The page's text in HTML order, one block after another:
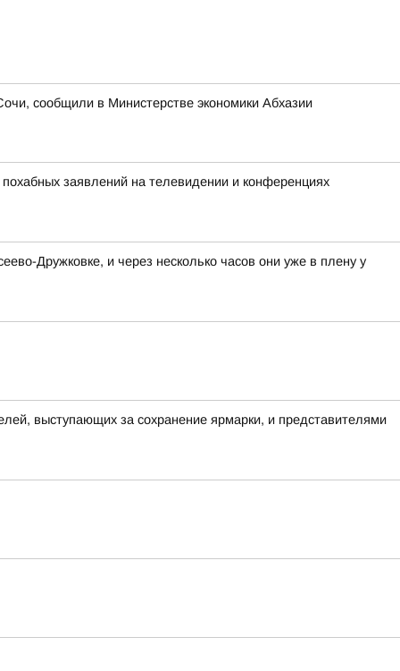
сообщили в Министерстве экономики Абхазии
заявлений на телевидении и конференциях
Дружковке, и через несколько часов они уже в плену у
выступающих за сохранение ярмарки, и представителями